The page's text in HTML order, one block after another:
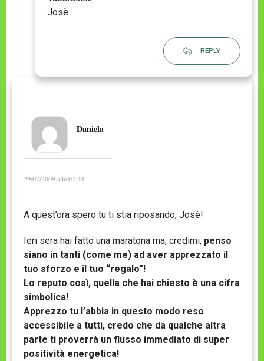
Josè
REPLY
Daniela
29/07/2009 alle 07:44
A quest’ora spero tu ti stia riposando, Josè!
Ieri sera hai fatto una maratona ma, credimi, penso
siano in tanti (come me) ad aver apprezzato il
tuo sforzo e il tuo “regalo”!
Lo reputo così, quella che hai chiesto è una cifra
simbolica!
Apprezzo tu l’abbia in questo modo reso
accessibile a tutti, credo che da qualche altra
parte ti proverrà un flusso immediato di super
positività energetica!